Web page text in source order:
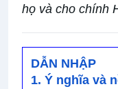
họ và cho chính
DẪN NHẬP
1. Ý nghĩa và